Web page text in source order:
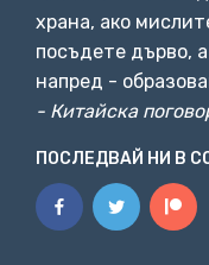
Странностите,
константа, са
07:51
Така, колкото по-
от тази енергия се
енергия“ и я
храна, ако
посъдете дърво,
напред -
- Китайска
ПОСЛЕДВАЙ НИ В